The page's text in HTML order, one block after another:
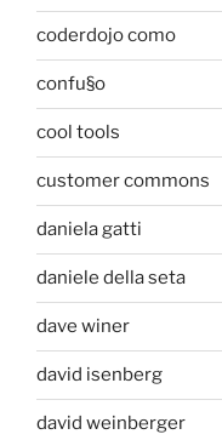
coderdojo como
confu§o
cool tools
customer commons
daniela gatti
daniele della seta
dave winer
david isenberg
david weinberger